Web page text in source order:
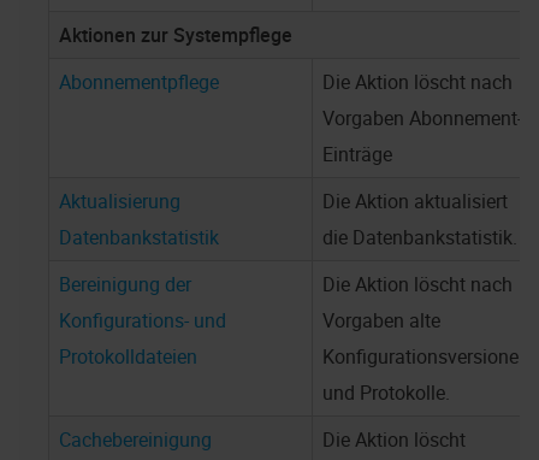
Aktionen zur Systempflege
Abonnementpflege
Die Aktion löscht nach
Vorgaben Abonnement-
Einträge
Aktualisierung
Datenbankstatistik
Die Aktion aktualisiert
die Datenbankstatistik.
Bereinigung der
Konfigurations- und
Protokolldateien
Die Aktion löscht nach
Vorgaben alte
Konfigurationsversionen
und Protokolle.
Cachebereinigung
Die Aktion löscht